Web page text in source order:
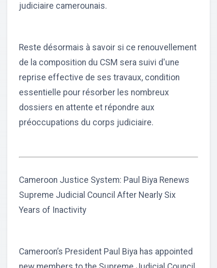
judiciaire camerounais.
Reste désormais à savoir si ce renouvellement
de la composition du CSM sera suivi d'une
reprise effective de ses travaux, condition
essentielle pour résorber les nombreux
dossiers en attente et répondre aux
préoccupations du corps judiciaire.
Cameroon Justice System: Paul Biya Renews
Supreme Judicial Council After Nearly Six
Years of Inactivity
Cameroon’s President Paul Biya has appointed